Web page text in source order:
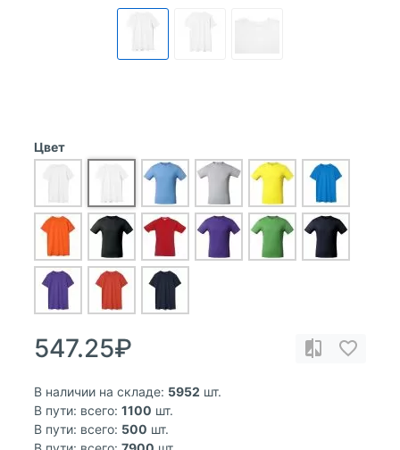
Цвет
547.25₽
В наличии на складе: 5952 шт.
В пути: всего: 1100 шт.
В пути: всего: 500 шт.